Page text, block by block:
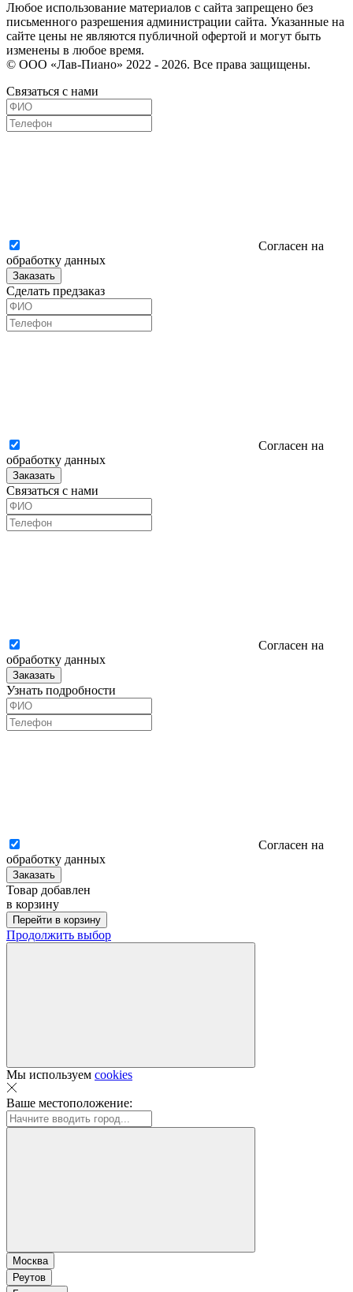
Любое использование материалов с сайта запрещено без
письменного разрешения администрации сайта. Указанные на
сайте цены не являются публичной офертой и могут быть
изменены в любое время.
© ООО «Лав-Пиано» 2022 - 2026. Все права защищены.
Связаться с нами
Согласен на
обработку данных
Заказать
Сделать предзаказ
Согласен на
обработку данных
Заказать
Связаться с нами
Согласен на
обработку данных
Заказать
Узнать подробности
Согласен на
обработку данных
Заказать
Товар добавлен
в корзину
Перейти в корзину
Продолжить выбор
Мы используем cookies
Ваше местоположение:
Москва
Реутов